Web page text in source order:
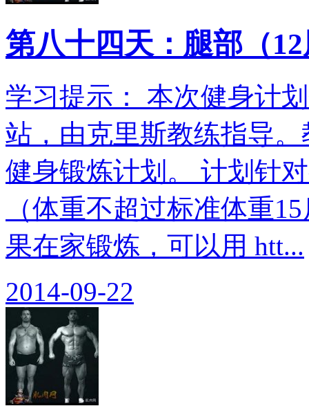
第八十四天：腿部（
学习提示： 本次健身计
站，由克里斯教练指导
健身锻炼计划。 计划针
（体重不超过标准体重
果在家锻炼，可以用 htt...
2014-09-22